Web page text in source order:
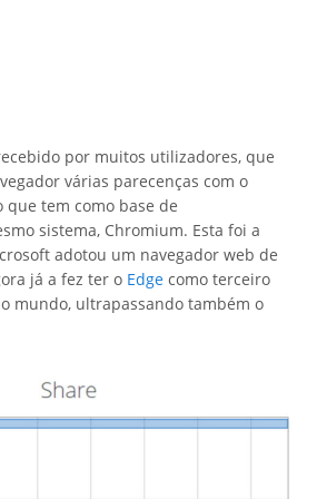
por muitos utilizadores, que
várias parecenças com o
que tem como base de
sistema, Chromium. Esta foi a
adotou um navegador web de
já a fez ter o Edge como terceiro
mundo, ultrapassando também o